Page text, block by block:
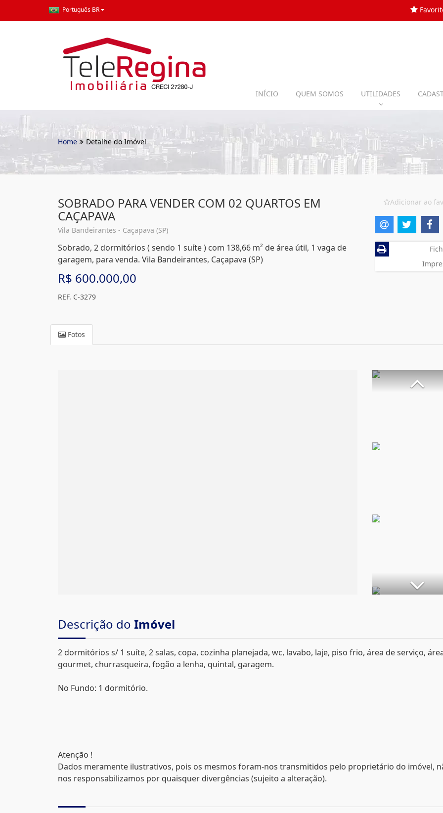
Português BR
INÍCIO QUEM SOMOS UTILIDADES
Home Detalhe do Imóvel
SOBRADO PARA VENDER COM 02 QUARTOS EM
CAÇAPAVA
Vila Bandeirantes - Caçapava (SP)
Sobrado, 2 dormitórios ( sendo 1 suíte ) com 138,66 m² de área útil, 1 vaga de
garagem, para venda. Vila Bandeirantes, Caçapava (SP)
R$ 600.000,00
REF. C-3279
Adicionar ao
Fotos
Descrição do Imóvel
2 dormitórios s/ 1 suíte, 2 salas, copa, cozinha planejada, wc, lavabo, laje, piso frio, área de serviço,
gourmet, churrasqueira, fogão a lenha, quintal, garagem.
No Fundo: 1 dormitório.
Atenção !
Dados meramente ilustrativos, pois os mesmos foram-nos transmitidos pelo proprietário do imóvel,
nos responsabilizamos por quaisquer divergências (sujeito a alteração).